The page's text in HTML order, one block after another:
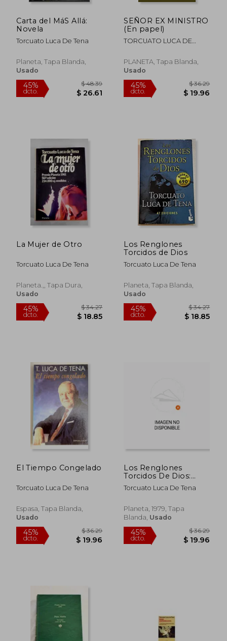
45%
$ 19.96
45%
dcto.
Carta del MáS Allá:
Novela
Torcuato Luca De Tena
Planeta, Tapa Blanda,
Usado
45%
dcto. $ 26.61
SEÑOR EX MINISTRO
(En papel)
TORCUATO LUCA DE
PLANETA, Tapa Blanda,
Usado
45%
La Mujer de Otro
Torcuato Luca De Tena
Planeta.,, Tapa Dura,
Usado
Los Renglones
Torcidos de Dios
Torcuato Luca De Tena
Planeta, Tapa Blanda,
Usado
El Tiempo Congelado
Torcuato Luca De Tena
Espasa, Tapa Blanda,
Usado
Los Renglones
Torcidos De Dios:
Novela (colección
Autores Españoles E
(spanish Edition)
Torcuato Luca De Tena
Planeta, 1979, Tapa
Blanda, Usado